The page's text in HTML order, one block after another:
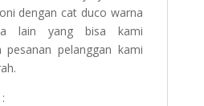
dengan cat duco warna
lain yang bisa kami
pesanan pelanggan kami